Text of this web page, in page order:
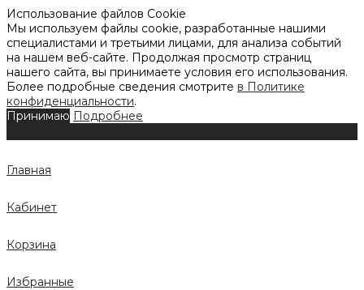
Использование файлов Cookie
Мы используем файлы cookie, разработанные нашими
специалистами и третьими лицами, для анализа событий
на нашем веб-сайте. Продолжая просмотр страниц
нашего сайта, вы принимаете условия его использования.
Более подробные сведения смотрите в Политике
конфиденциальности.
Принимаю Подробнее
Главная
Кабинет
Корзина
Избранные